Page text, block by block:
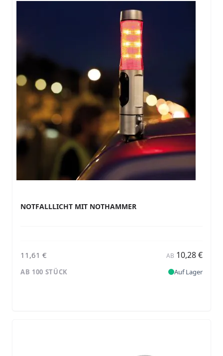
NOTFALLLICHT MIT NOTHAMMER
11,61 € AB 10,28 €
AB 100 STÜCK Auf Lager